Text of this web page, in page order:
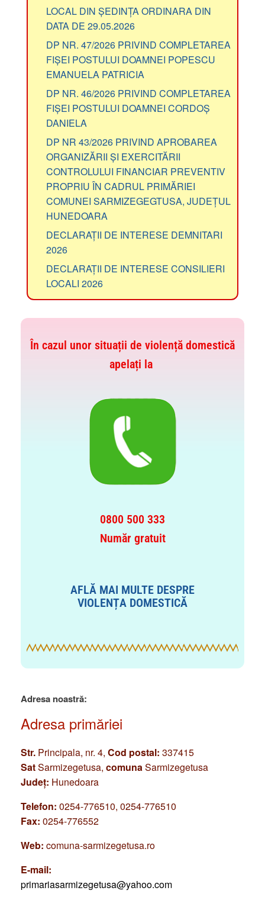
LOCAL DIN ȘEDINȚA ORDINARA DIN
DATA DE 29.05.2026
DP NR. 47/2026 PRIVIND COMPLETAREA
FIȘEI POSTULUI DOAMNEI POPESCU
EMANUELA PATRICIA
DP NR. 46/2026 PRIVIND COMPLETAREA
FIȘEI POSTULUI DOAMNEI CORDOȘ
DANIELA
DP NR 43/2026 PRIVIND APROBAREA
ORGANIZĂRII ȘI EXERCITĂRII
CONTROLULUI FINANCIAR PREVENTIV
PROPRIU ÎN CADRUL PRIMĂRIEI
COMUNEI SARMIZEGEGTUSA, JUDEȚUL
HUNEDOARA
DECLARAȚII DE INTERESE DEMNITARI
2026
DECLARAȚII DE INTERESE CONSILIERI
LOCALI 2026
În cazul unor situații de violență domestică
apelați la
0800 500 333
Număr gratuit
AFLĂ MAI MULTE DESPRE
VIOLENȚA DOMESTICĂ
Adresa noastră:
Adresa primăriei
Str. Principala, nr. 4, Cod postal: 337415
SatSarmizegetusa, comunaSarmizegetusa
Județ: Hunedoara
Telefon: 0254-776510, 0254-776510
Fax: 0254-776552
Web: comuna-sarmizegetusa.ro
E-mail:
primariasarmizegetusa@yahoo.com